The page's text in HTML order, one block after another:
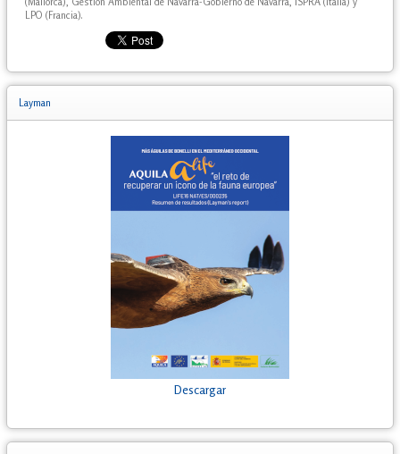
LPO (Francia).
Layman
Descargar